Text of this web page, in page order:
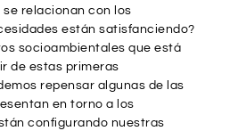
relacionan con los
están satisfanciendo?
socioambientales que está
de estas primeras
repensar algunas de las
en torno a los
configurando nuestras